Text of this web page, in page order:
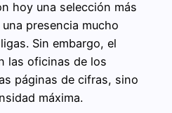
hoy una selección más
presencia mucho
Sin embargo, el
las oficinas de los
páginas de cifras, sino
máxima.